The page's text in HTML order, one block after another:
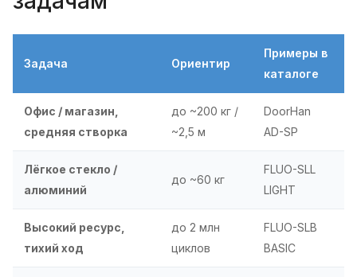
Задача Ориентир
Примеры в
каталоге
Офис / магазин,
средняя створка
до ~200 кг /
~2,5 м
DoorHan
AD-SP
Лёгкое стекло /
алюминий
до ~60 кг
FLUO-SLL
LIGHT
Высокий ресурс,
тихий ход
до 2 млн
циклов
FLUO-SLB
BASIC